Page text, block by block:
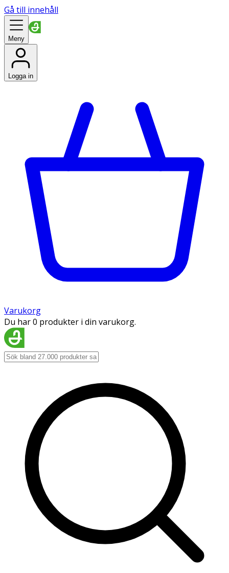
Gå till innehåll
Meny
Logga in
Varukorg
Du har 0 produkter i din varukorg.